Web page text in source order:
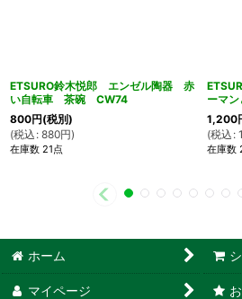
ETSURO鈴木悦郎 エンゼル陶器 赤
い自転車 茶碗 CW74
800円(税別)
(税込 : 880円)
在庫数 21点
ーマ
1,200
(税込 :
在庫数
ホーム
マイページ